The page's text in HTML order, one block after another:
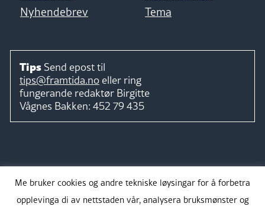
Nyhendebrev
Tema
Tips Send epost til
tips@framtida.no eller ring
fungerande redaktør Birgitte
Vågnes Bakken: 452 79 435
Me bruker cookies og andre tekniske løysingar for å forbetra
opplevinga di av nettstaden vår, analysera bruksmønster og